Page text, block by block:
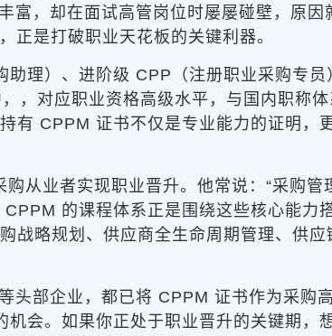
富，却在面试高管岗位时屡屡碰壁，原因
正是打破职业天花板的关键利器。
理）、进阶级 CPP（注册职业采购专
，对应职业资格高级水平，与国内职称
有 CPPM 证书不仅是专业能力的证明，
从业者实现职业晋升。他常说：“采购管
的课程体系正是围绕这些核心能力
战略规划、供应商全生命周期管理、供应
头部企业，都已将 CPPM 证书作为采购
会。如果你正处于职业晋升的关键期，